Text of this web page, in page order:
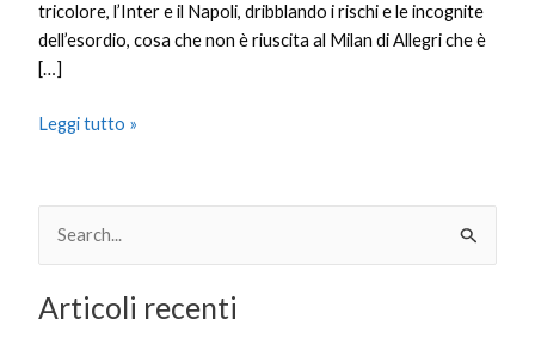
tricolore, l’Inter e il Napoli, dribblando i rischi e le incognite
dell’esordio, cosa che non è riuscita al Milan di Allegri che è
[…]
Leggi tutto »
r
Articoli recenti